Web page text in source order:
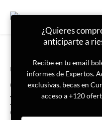
Portada
Geopolitic
prospectivo en
defensa
¿Quieres
anticiparte a
Recibe en tu email
informes de Expertos.
exclusivas, becas en
acceso a +120